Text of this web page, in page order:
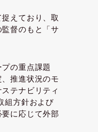
えており、取
督のもと「サ
の重点課題
推進状況のモ
テナビリティ
組方針および
に応じて外部